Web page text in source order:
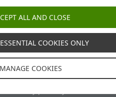
ESETESET Fórum ESET
o. Všetky práva vyhradené.
ALL AND CLOSE
COOKIES ONLY
MANAGE COOKIES